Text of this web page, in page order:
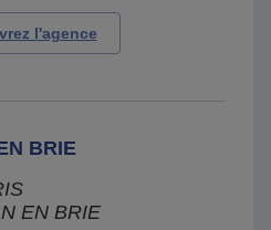
l'agence
BRIE
EN BRIE